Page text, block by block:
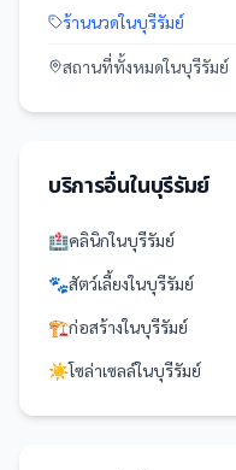
ร้านนวดในบุรีรัมย์
สถานที่ทั้งหมดในบุรีรัมย์
บริการอื่นในบุรีรัมย์
🏥คลินิกในบุรีรัมย์
🐾สัตว์เลี้ยงในบุรีรัมย์
🏗️ก่อสร้างในบุรีรัมย์
☀️โซล่าเซลล์ในบุรีรัมย์